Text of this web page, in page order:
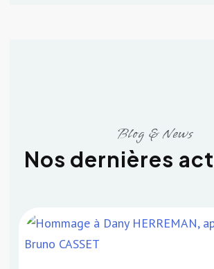
Blog & News
Nos dernières